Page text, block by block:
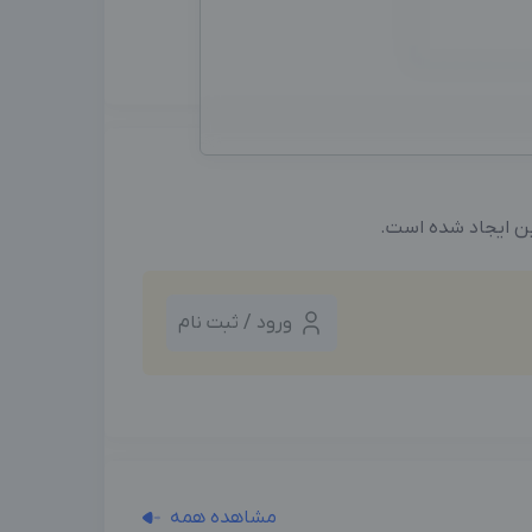
ایجاد شده است.
ورود / ثبت نام
مشاهده همه